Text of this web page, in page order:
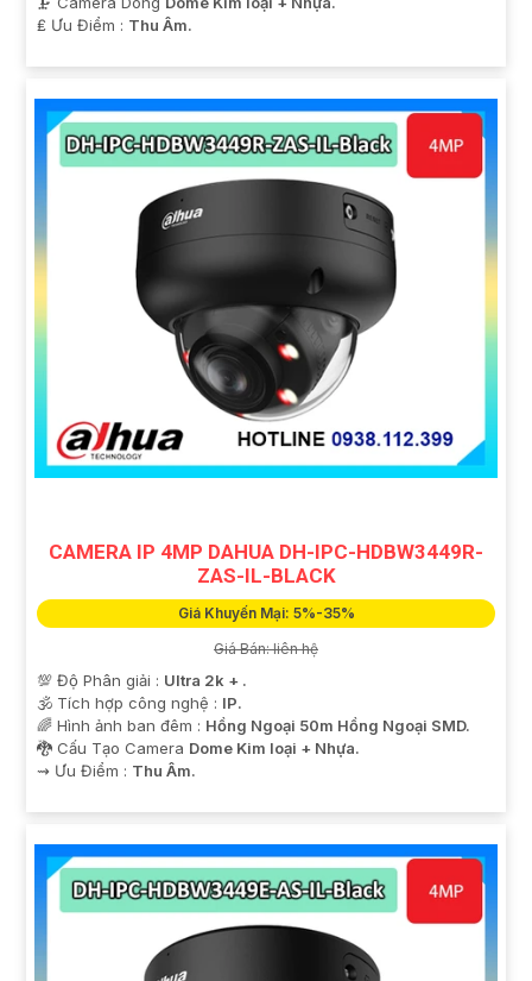
️₤ Ưu Điểm : Thu Âm.
CAMERA IP 4MP DAHUA DH-IPC-HDBW3449R-
ZAS-IL-BLACK
Giá Khuyến Mại: 5%-35%
Giá Bán: liên hệ
💯 Độ Phân giải : Ultra 2k + .
🕉️ Tích hợp công nghệ : IP.
🌈 Hình ảnh ban đêm : Hồng Ngoại 50m Hồng Ngoại SMD.
🐉️ Cấu Tạo Camera Dome Kim loại + Nhựa.
️⇝ Ưu Điểm : Thu Âm.